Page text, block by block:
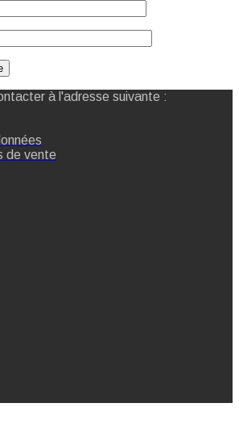
à l'adresse suivante :
de vente